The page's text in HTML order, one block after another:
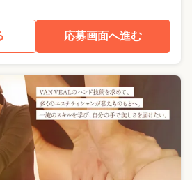
応募画面へ進む